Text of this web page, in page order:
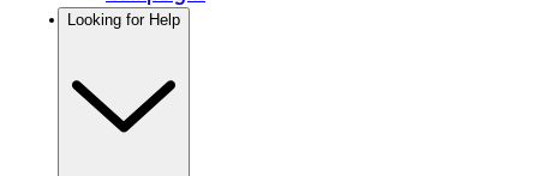
Looking for Help